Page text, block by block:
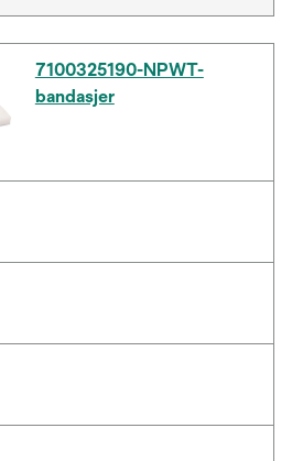
7100325190-NPWT-
bandasjer